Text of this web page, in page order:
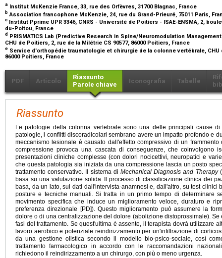
a Institut McKenzie France, 33, rue des Orfèvres, 31700 Blagnac, France
b Association francophone McKenzie, 24, rue du Grand-Prieuré, 75011 Paris,
c Institut Pprime UPR 3346, CNRS - Université de Poitiers - ISAE-ENSMA, 2,
du-Poitou, France
d PRISMATICS Lab (Predictive Research in Spine/Neuromodulation
CHU de Poitiers, 2, rue de la Milétrie CS 90577, 86000 Poitiers, France
e Service d'orthopédie traumatologie et chirurgie de la colonne vertébrale, CHU
86000 Poitiers, France
PDF Articolo
Riassunto
Parole chiave
Iconografia Tabelle
Riassunto
Le patologie della colonna vertebrale sono una delle principali cause
patologie, i conflitti discoradicolari sembrano avere un impatto profondo e
meccanismo lesionale è causato dall'effetto compressivo di un
compressione provoca una cascata di conseguenze, che coinvolgono
presentazioni cliniche complesse (con dolori nocicettivi, neuropatici e
che questa patologia sia iniziata da una compressione lascia un posto
trattamento conservativo. Il sistema di Mechanical Diagnosis and Therapy
basa su una valutazione solida. Il processo di classificazione clinica dei
basa, da un lato, sui dati dall'intervista-anamnesi e, dall'altro, su test clinici
posture e tecniche manuali. Si tratta in un primo tempo di determinare
movimento specifica che induce un miglioramento veloce, duraturo e
preferenza direzionale [PD]). Questo miglioramento può assumere la
dolore o di una centralizzazione del dolore (abolizione distoprossimale).
fasi del trattamento. Se quest'ultima è assente, il terapista dovrà utilizzare
lavoro aerobico e potenziale reindirizzamento per un'infiltrazione di
da una gestione olistica secondo il modello bio-psico-sociale, così
trattamento farmacologico in accordo con le raccomandazioni
richiedono il reindirizzamento a un chirurgo, con più o meno urgenza.